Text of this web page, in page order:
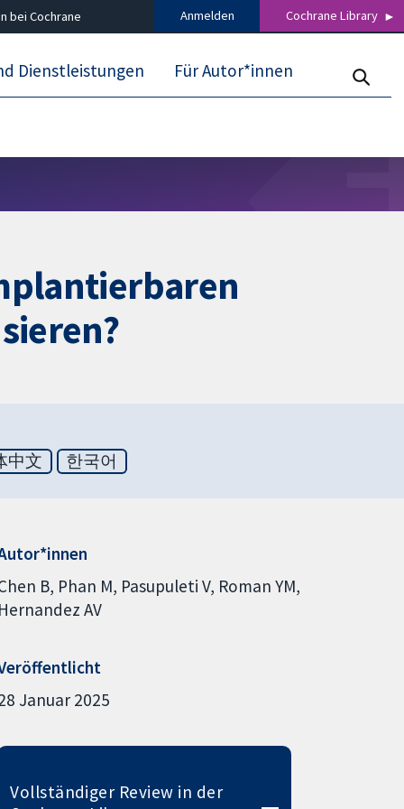
bei Cochrane Anmelden Cochrane Library
Dienstleistungen Für Autor*innen
中文 한국어
B Phan M Pasupuleti V Roman YM
Hernandez AV
Januar 2025
Vollständiger Review in der